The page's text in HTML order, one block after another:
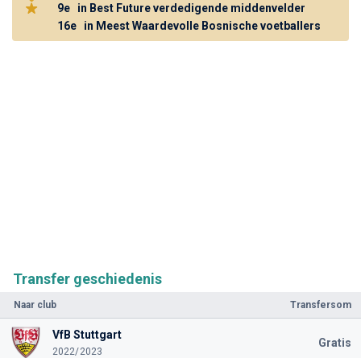
Transfer geschiedenis
Naar club Transfersom
VfB Stuttgart
2022/2023
Gratis
9e
in Best Future verdedigende middenvelder
16e
in Meest Waardevolle Bosnische voetballers